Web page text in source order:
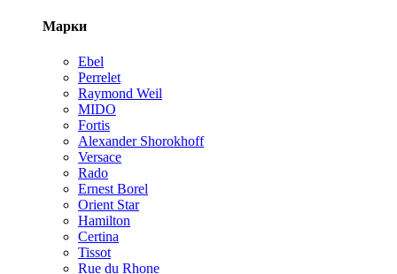
Марки
Ebel
Perrelet
Raymond Weil
MIDO
Fortis
Alexander Shorokhoff
Versace
Rado
Ernest Borel
Orient Star
Hamilton
Certina
Tissot
Rue du Rhone